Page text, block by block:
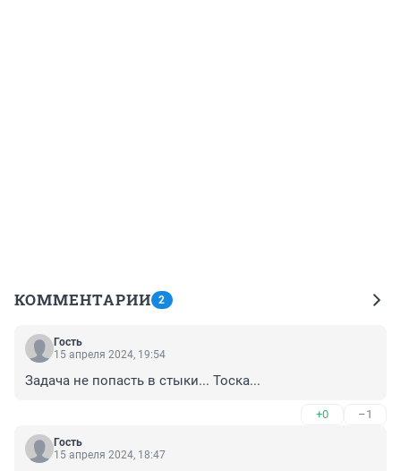
КОММЕНТАРИИ 2
Гость
15 апреля 2024, 19:54
Задача не попасть в стыки... Тоска...
+0 –1
Гость
15 апреля 2024, 18:47